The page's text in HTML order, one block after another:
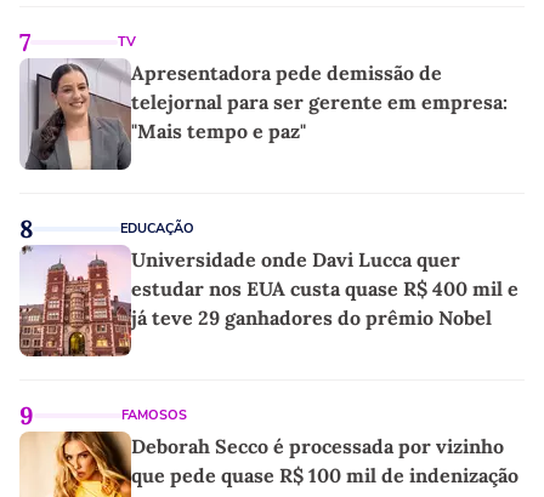
7 TV
Apresentadora pede demissão de
telejornal para ser gerente em empresa:
"Mais tempo e paz"
8 EDUCAÇÃO
Universidade onde Davi Lucca quer
estudar nos EUA custa quase R$ 400 mil e
já teve 29 ganhadores do prêmio Nobel
9 FAMOSOS
Deborah Secco é processada por vizinho
que pede quase R$ 100 mil de indenização